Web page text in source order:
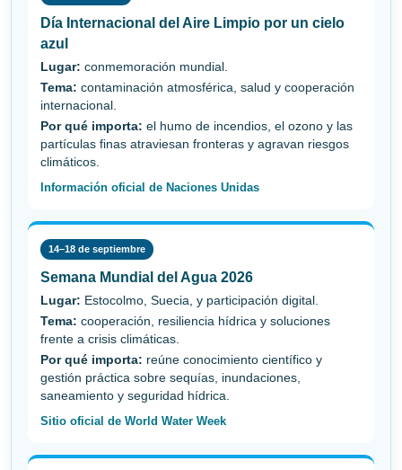
Día Internacional del Aire Limpio por un cielo
azul
Lugar: conmemoración mundial.
Tema: contaminación atmosférica, salud y cooperación
internacional.
Por qué importa: el humo de incendios, el ozono y las
partículas finas atraviesan fronteras y agravan riesgos
climáticos.
Información oficial de Naciones Unidas
14–18 de septiembre
Semana Mundial del Agua 2026
Lugar: Estocolmo, Suecia, y participación digital.
Tema: cooperación, resiliencia hídrica y soluciones
frente a crisis climáticas.
Por qué importa: reúne conocimiento científico y
gestión práctica sobre sequías, inundaciones,
saneamiento y seguridad hídrica.
Sitio oficial de World Water Week